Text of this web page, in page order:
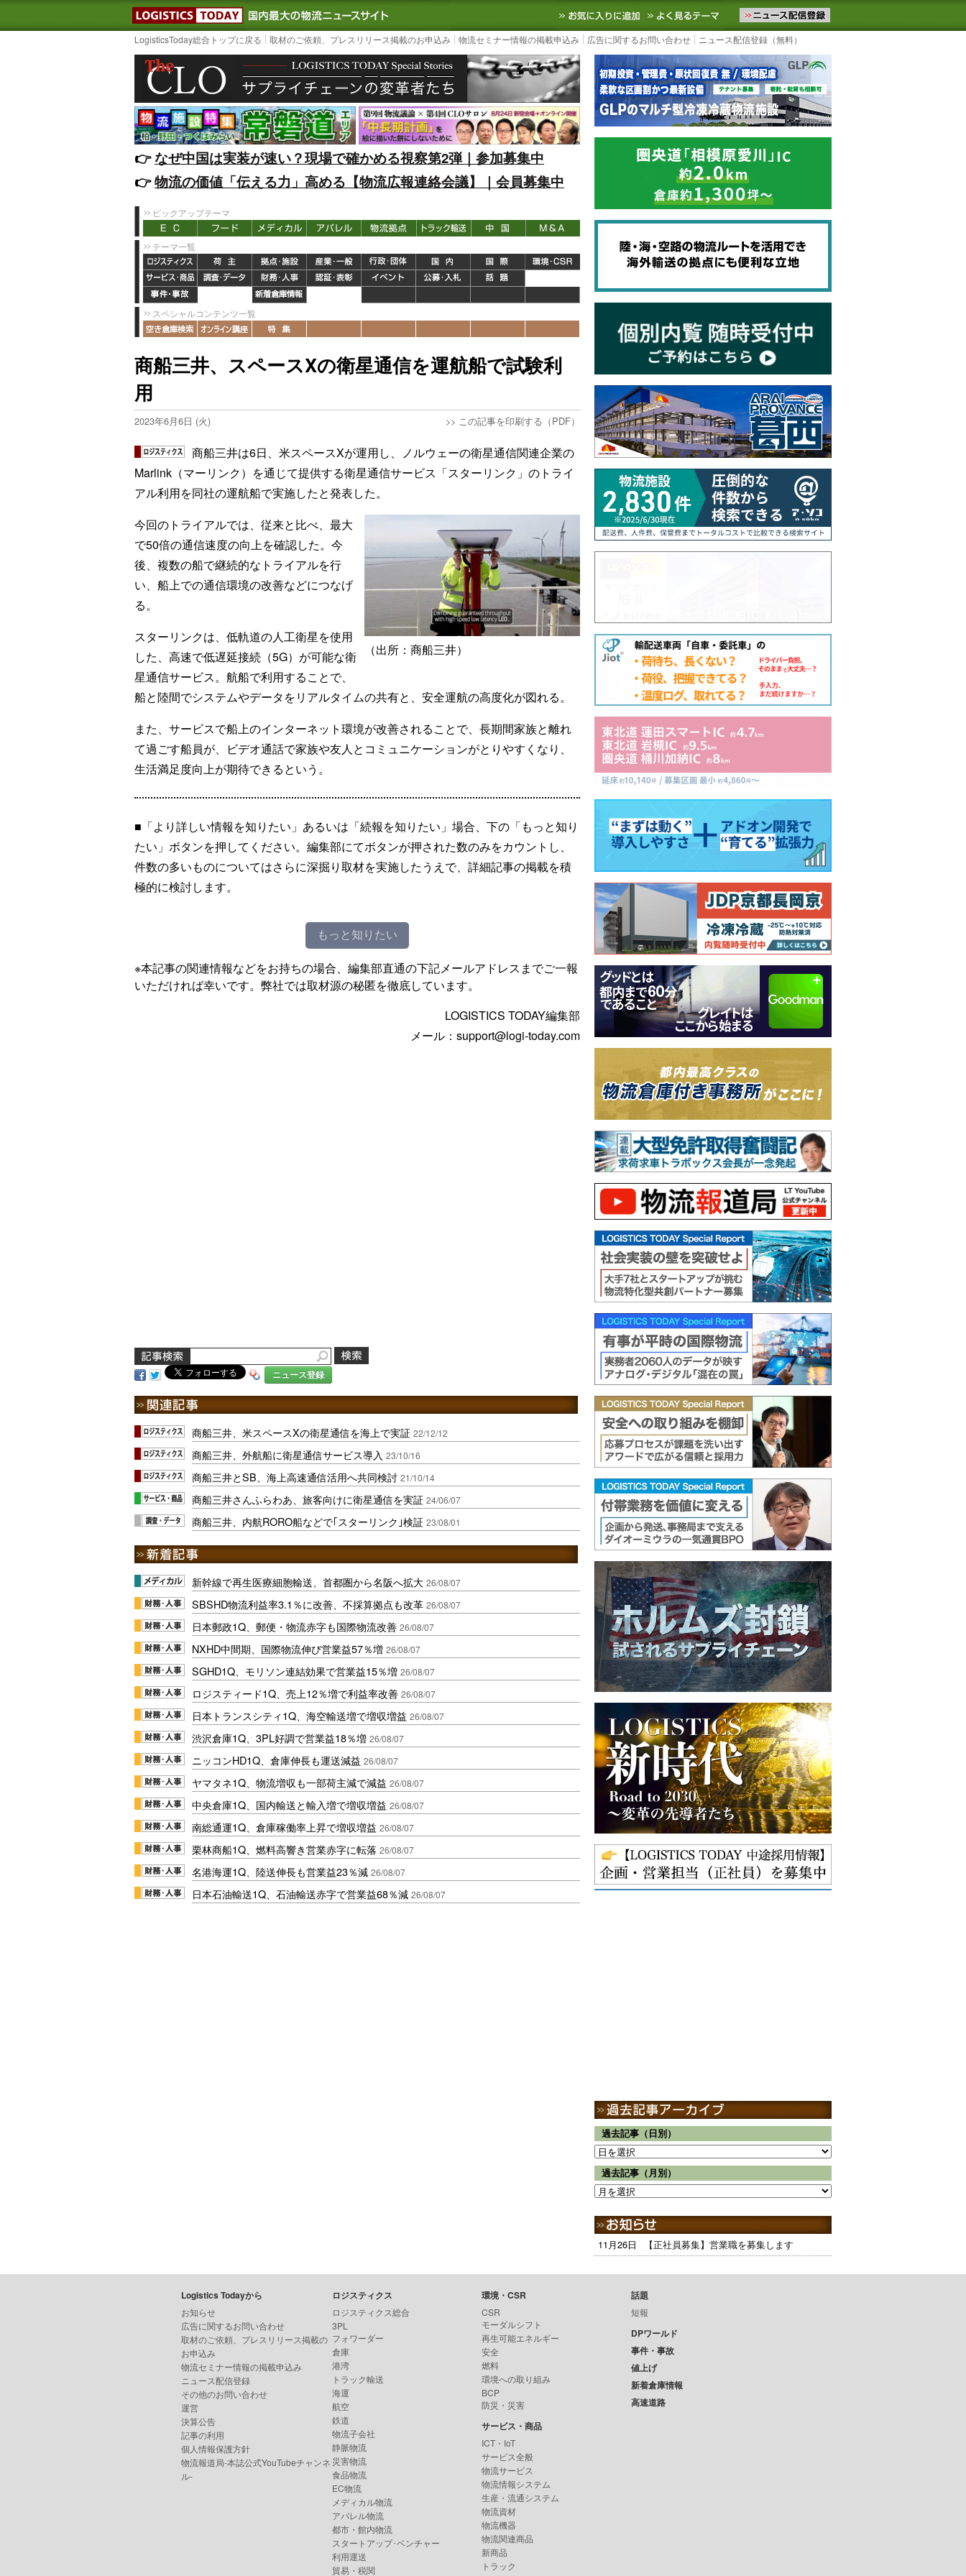
LOGISTICS TODAY｜国内最大の物流ニュースサイト3PL, SCMなど国内外の最新の物流ニュースをお届けします。物流ニュースメール配信を登録す
お気に入りに追加 よく見るテーマ
LogisticsToday総合トップに戻る 取材のご依頼、プレスリリース掲載のお申込み 物流セミナー情報の掲載申込み 広告に関するお問い合わせ ニュース配信登録（無料）
👉️なぜ中国は実装が速い？現場で確かめる視察第2弾｜参加募集中
👉️物流の価値「伝える力」高める【物流広報連絡会議】｜会員募集中
ピックアップテーマ
テーマ一覧
スペシャルコンテンツ一覧
商船三井、スペースXの衛星通信を運航船で試験利
用
2023年6月6日 (火) >> この記事を印刷する（PDF）
商船三井は6日、米スペースXが運用し、ノルウェーの衛星通信関連企業の
Marlink（マーリンク）を通じて提供する衛星通信サービス「スターリンク」のトライ
アル利用を同社の運航船で実施したと発表した。
（出所：商船三井）
今回のトライアルでは、従来と比べ、最大
で50倍の通信速度の向上を確認した。今
後、複数の船で継続的なトライアルを行
い、船上での通信環境の改善などにつなげ
る。
スターリンクは、低軌道の人工衛星を使用
した、高速で低遅延接続（5G）が可能な衛
星通信サービス。航船で利用することで、
船と陸間でシステムやデータをリアルタイムの共有と、安全運航の高度化が図れる。
また、サービスで船上のインターネット環境が改善されることで、長期間家族と離れ
て過ごす船員が、ビデオ通話で家族や友人とコミュニケーションがとりやすくなり、
生活満足度向上が期待できるという。
■「より詳しい情報を知りたい」あるいは「続報を知りたい」場合、下の「もっと知り
たい」ボタンを押してください。編集部にてボタンが押された数のみをカウントし、
件数の多いものについてはさらに深掘り取材を実施したうえで、詳細記事の掲載を積
極的に検討します。
もっと知りたい
※本記事の関連情報などをお持ちの場合、編集部直通の下記メールアドレスまでご一報
いただければ幸いです。弊社では取材源の秘匿を徹底しています。
LOGISTICS TODAY編集部
メール：support@logi-today.com
ニュース登録
商船三井、米スペースXの衛星通信を海上で実証 22/12/12
商船三井、外航船に衛星通信サービス導入 23/10/16
商船三井とSB、海上高速通信活用へ共同検討 21/10/14
商船三井さんふらわあ、旅客向けに衛星通信を実証 24/06/07
商船三井、内航RORO船などで｢スターリンク｣検証 23/08/01
新幹線で再生医療細胞輸送、首都圏から名阪へ拡大 26/08/07
SBSHD物流利益率3.1％に改善、不採算拠点も改革 26/08/07
日本郵政1Q、郵便・物流赤字も国際物流改善 26/08/07
NXHD中間期、国際物流伸び営業益57％増 26/08/07
SGHD1Q、モリソン連結効果で営業益15％増 26/08/07
ロジスティード1Q、売上12％増で利益率改善 26/08/07
日本トランスシティ1Q、海空輸送増で増収増益 26/08/07
渋沢倉庫1Q、3PL好調で営業益18％増 26/08/07
ニッコンHD1Q、倉庫伸長も運送減益 26/08/07
ヤマタネ1Q、物流増収も一部荷主減で減益 26/08/07
中央倉庫1Q、国内輸送と輸入増で増収増益 26/08/07
南総通運1Q、倉庫稼働率上昇で増収増益 26/08/07
栗林商船1Q、燃料高響き営業赤字に転落 26/08/07
名港海運1Q、陸送伸長も営業益23％減 26/08/07
日本石油輸送1Q、石油輸送赤字で営業益68％減 26/08/07
過去記事（日別）
過去記事（月別）
11月26日 【正社員募集】営業職を募集します
Logistics Todayから
お知らせ
広告に関するお問い合わせ
取材のご依頼、プレスリリース掲載の
お申込み
物流セミナー情報の掲載申込み
ニュース配信登録
その他のお問い合わせ
運営
決算公告
記事の利用
個人情報保護方針
物流報道局-本誌公式YouTubeチャンネ
ル-
ロジスティクス
ロジスティクス総合
3PL
フォワーダー
倉庫
港湾
トラック輸送
海運
航空
鉄道
物流子会社
静脈物流
災害物流
食品物流
EC物流
メディカル物流
アパレル物流
都市・館内物流
スタートアップ･ベンチャー
利用運送
貿易・税関
環境・CSR
CSR
モーダルシフト
再生可能エネルギー
安全
燃料
環境への取り組み
BCP
防災・災害
サービス・商品
ICT・IoT
サービス全般
物流サービス
物流情報システム
生産・流通システム
物流資材
物流機器
物流関連商品
新商品
トラック
話題
短報
DPワールド
事件・事故
値上げ
新着倉庫情報
高速道路